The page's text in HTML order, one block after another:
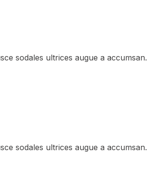
sodales ultrices augue a accumsan.
sodales ultrices augue a accumsan.